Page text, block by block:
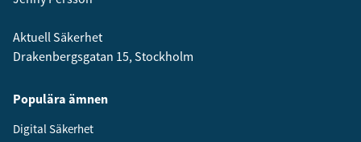
Aktuell Säkerhet
Drakenbergsgatan 15, Stockholm
Populära ämnen
Digital Säkerhet